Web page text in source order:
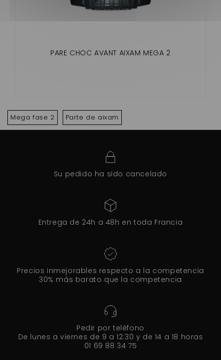
PARE CHOC AVANT AIXAM MEGA 2
Mega fase 2 Parte de aixam
Su pedido ha sido cancelado
Entrega de 24h a 48h en toda Francia
Precios inmejorables respecto a la competencia
30% más barato que la competencia
Pedir por teléfono
De lunes a viernes de 9 a 12:30 y de 14 a 18 horas
01 69 88 34 75